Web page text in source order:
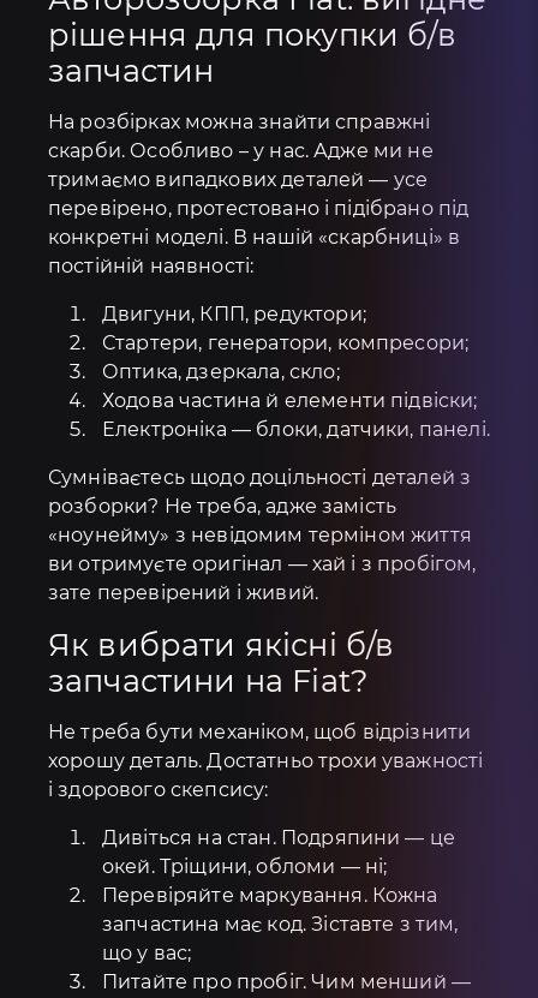
рішення для покупки б/в
запчастин
На розбірках можна знайти справжні
скарби. Особливо – у нас. Адже ми не
тримаємо випадкових деталей — усе
перевірено, протестовано і підібрано під
конкретні моделі. В нашій «скарбниці» в
постійній наявності:
Двигуни, КПП, редуктори;
Стартери, генератори, компресори;
Оптика, дзеркала, скло;
Ходова частина й елементи підвіски;
Електроніка — блоки, датчики, панелі.
Сумніваєтесь щодо доцільності деталей з
розборки? Не треба, адже замість
«ноунейму» з невідомим терміном життя
ви отримуєте оригінал — хай і з пробігом,
зате перевірений і живий.
Як вибрати якісні б/в
запчастини на Fiat?
Не треба бути механіком, щоб відрізнити
хорошу деталь. Достатньо трохи уважності
і здорового скепсису:
Дивіться на стан. Подряпини — це
окей. Тріщини, обломи — ні;
Перевіряйте маркування. Кожна
запчастина має код. Зіставте з тим,
що у вас;
Питайте про пробіг. Чим менший —